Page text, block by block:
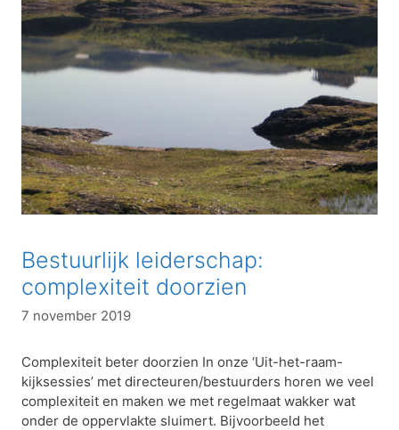
Bestuurlijk leiderschap:
complexiteit doorzien
7 november 2019
Complexiteit beter doorzien In onze ‘Uit-het-raam-
kijksessies’ met directeuren/bestuurders horen we veel
complexiteit en maken we met regelmaat wakker wat
onder de oppervlakte sluimert. Bijvoorbeeld het